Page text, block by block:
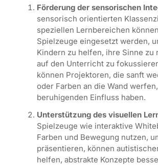
Förderung der sensorischen
sensorisch orientierten
speziellen Lernbereichen
Spielzeuge eingesetzt werden,
Kindern zu helfen, ihre Sinne zu
auf den Unterricht zu
können Projektoren, die sanft
oder Farben an die Wand
beruhigenden Einfluss haben.
Unterstützung des visuellen
Spielzeuge wie interaktive
Farben und Bewegung nutzen,
präsentieren, können
helfen, abstrakte Konzepte